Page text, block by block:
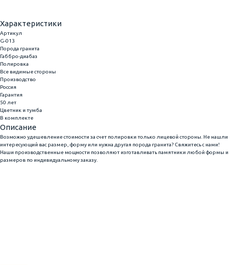
Характеристики
Артикул
G-013
Порода гранита
Габбро-диабаз
Полировка
Все видимые стороны
Производство
Россия
Гарантия
50 лет
Цветник и тумба
В комплекте
Описание
Возможно удешевление стоимости за счет полировки только лицевой стороны. Не нашли
интересующий вас размер, форму или нужна другая порода гранита? Свяжитесь с нами!
Наши производственные мощности позволяют изготавливать памятники любой формы и
размеров по индивидуальному заказу.